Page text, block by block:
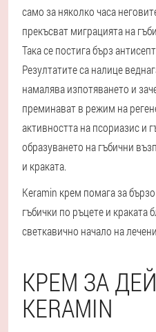
само за няколко часа
прекъсват миграцията на
Така се постига бърз
Резултатите са налице
намалява изпотяването и
преминават в режим на
активността на псориазис и
образуването на гъбични
и краката.
Keramin крем помага за
гъбички по ръцете и краката
светкавично начало на
КРЕМ ЗА
KERAMIN